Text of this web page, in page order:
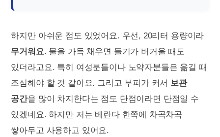
하지만 아쉬운 점도 있었어요. 우선, 20리터 용량이라
무거워요. 물을 가득 채우면 들기가 버거울 때도
있더라고요. 특히 여성분들이나 노약자분들은 옮길 때
조심해야 할 것 같아요. 그리고 부피가 커서 보관
공간을 많이 차지한다는 점도 단점이라면 단점일 수
있겠네요. 하지만 저는 베란다 한쪽에 차곡차곡
쌓아두고 사용하고 있어요.